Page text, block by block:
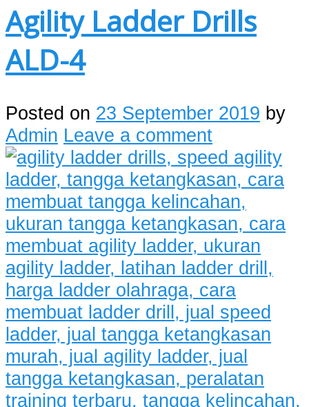
Agility Ladder Drills
ALD-4
Posted on 23 September 2019 by
Admin Leave a comment